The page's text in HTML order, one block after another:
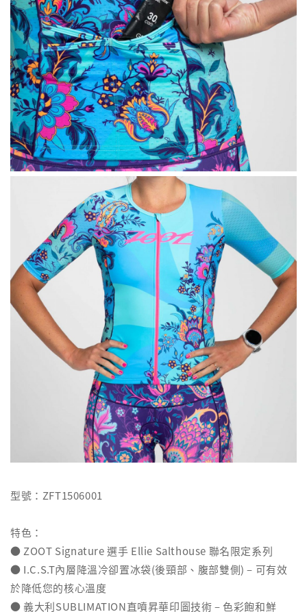
型號：ZFT1506001
特色：
● ZOOT Signature 選手 Ellie Salthouse 聯名限定系列
● I.C.S.T內層降溫冷卻置冰袋(後頸部、腹部雙側) – 可有效
於降低您的核心溫度
● 義大利SUBLIMATION直噴昇華印圖技術 – 色彩飽和鮮